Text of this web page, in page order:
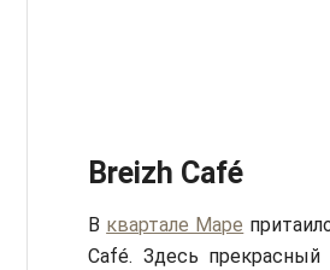
Breizh Café
В квартале Маре
Café. Здесь